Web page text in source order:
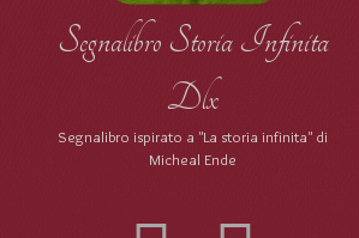
Segnalibro Storia Infinita
Dlx
Segnalibro ispirato a "La storia infinita" di
Micheal Ende